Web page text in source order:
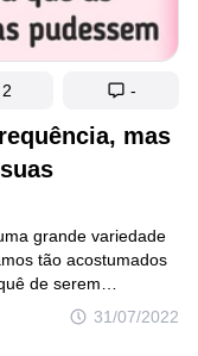
mas
31/07/2022
grande variedade
tão acostumados
de serem
2 -